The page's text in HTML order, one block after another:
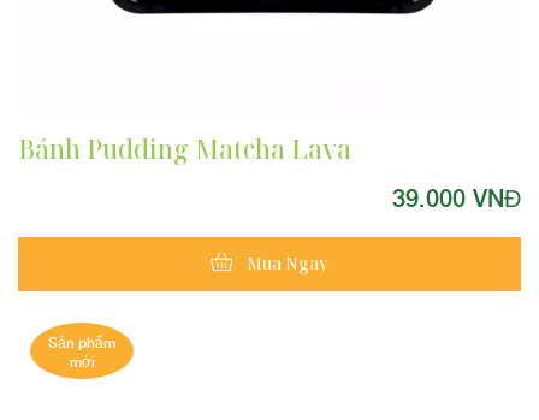
Bánh Pudding Matcha Lava
39.000 VNĐ
Mua Ngay
Sản phẩm
mới